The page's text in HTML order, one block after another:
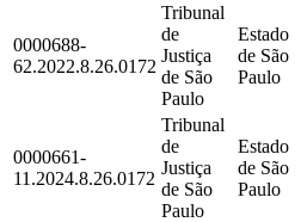
0000688-
62.2022.8.26.0172
Tribunal
de
Justiça
de São
Paulo
Estado
de São
Paulo
0000661-
11.2024.8.26.0172
Tribunal
de
Justiça
de São
Paulo
Estado
de São
Paulo